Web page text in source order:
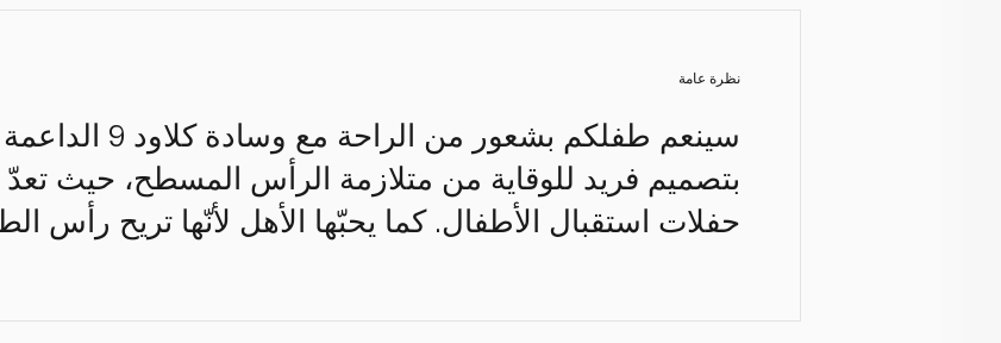
نظرة عامة
سينعم طفلكم
بتصميم فريد للوقاية من متلازمة الرأس المسطح، حيث تعدّ
حفلات استقبال الأطفال. كما يحبّها الأهل لأنّها تريح رأس